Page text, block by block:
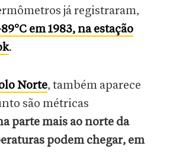
já registraram,
em 1983, na estação
.
Norte, também aparece
são métricas
parte mais ao norte da
podem chegar, em